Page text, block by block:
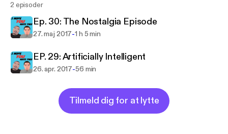
2 episoder
Ep. 30: The Nostalgia Episode
27. maj 2017-1 h 5 min
EP. 29: Artificially Intelligent
26. apr. 2017-56 min
Tilmeld dig for at lytte